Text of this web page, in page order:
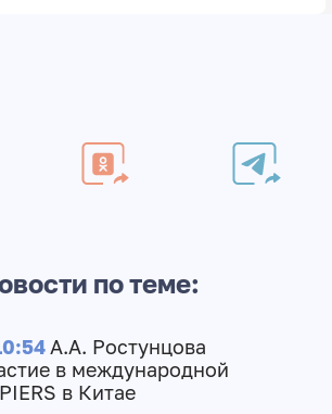
по теме:
А.А. Ростунцова
в международной
в Китае